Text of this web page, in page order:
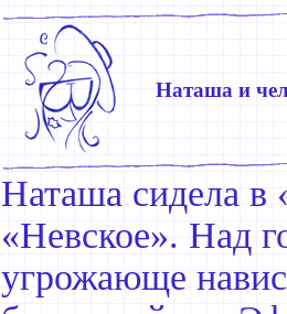
Наташа и
Наташа сидела в
«Невское». Над
угрожающе